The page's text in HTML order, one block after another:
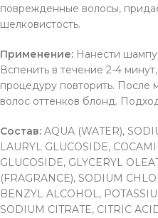
поврежденные волосы,
шелковистость.
Применение: Нанести
Вспенить в течение 2-4
процедуру повторить. После
волос оттенков блонд.
Состав: AQUA (WATER),
LAURYL GLUCOSIDE,
GLUCOSIDE, GLYCERYL
(FRAGRANCE), SODIUM
BENZYL ALCOHOL,
SODIUM CITRATE, CITRIC